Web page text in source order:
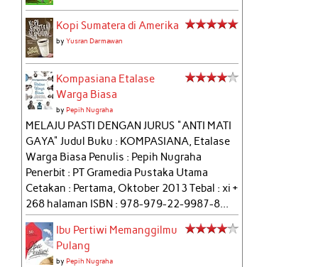
Kopi Sumatera di Amerika
byYusran Darmawan
Kompasiana Etalase
Warga Biasa
byPepih Nugraha
MELAJU PASTI DENGAN JURUS "ANTI MATI
GAYA" Judul Buku : KOMPASIANA, Etalase
Warga Biasa Penulis : Pepih Nugraha
Penerbit : PT Gramedia Pustaka Utama
Cetakan : Pertama, Oktober 2013 Tebal : xi +
268 halaman ISBN : 978-979-22-9987-8...
Ibu Pertiwi Memanggilmu
Pulang
byPepih Nugraha